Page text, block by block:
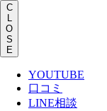
C
L
O
S
E
YOUTUBE
口コミ
LINE相談